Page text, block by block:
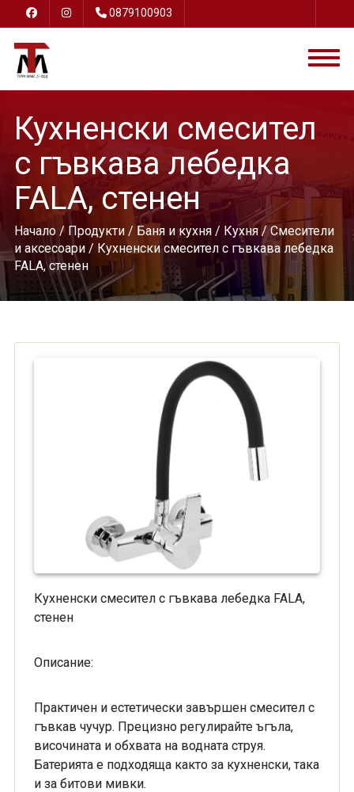
0879100903
Кухненски смесител
с гъвкава лебедка
FALA, стенен
Начало/ Продукти/ Баня и кухня/ Кухня/Смесители
и аксесоари/ Кухненски смесител с гъвкава лебедка
FALA, стенен
Кухненски смесител с гъвкава лебедка FALA,
стенен
Описание:
Практичен и естетически завършен смесител с
гъвкав чучур. Прецизно регулирайте ъгъла,
височината и обхвата на водната струя.
Батерията е подходяща както за кухненски, така
и за битови мивки.